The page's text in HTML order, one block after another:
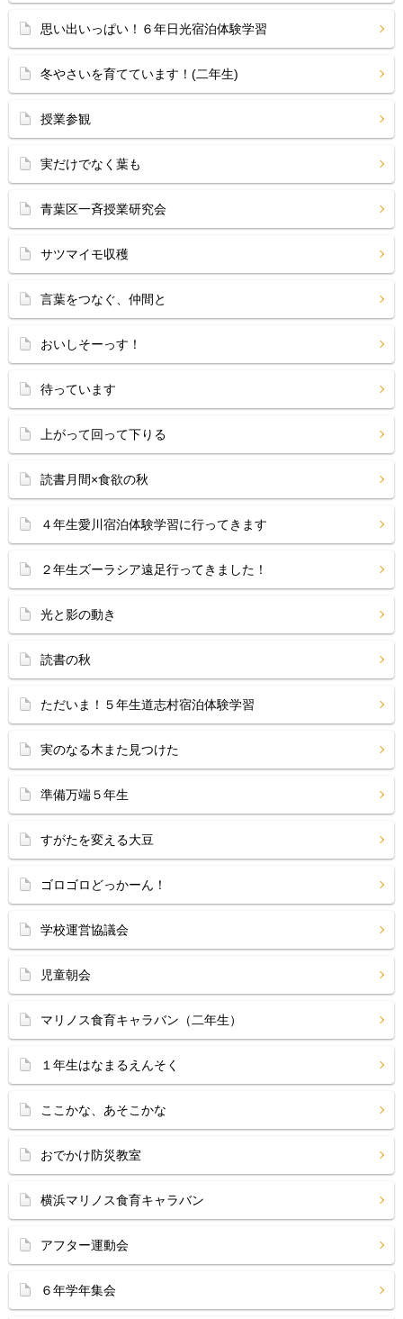
思い出いっぱい！６年日光宿泊体験学習
冬やさいを育てています！(二年生)
授業参観
実だけでなく葉も
青葉区一斉授業研究会
サツマイモ収穫
言葉をつなぐ、仲間と
おいしそーっす！
待っています
上がって回って下りる
読書月間×食欲の秋
４年生愛川宿泊体験学習に行ってきます
２年生ズーラシア遠足行ってきました！
光と影の動き
読書の秋
ただいま！５年生道志村宿泊体験学習
実のなる木また見つけた
準備万端５年生
すがたを変える大豆
ゴロゴロどっかーん！
学校運営協議会
児童朝会
マリノス食育キャラバン（二年生）
１年生はなまるえんそく
ここかな、あそこかな
おでかけ防災教室
横浜マリノス食育キャラバン
アフター運動会
６年学年集会